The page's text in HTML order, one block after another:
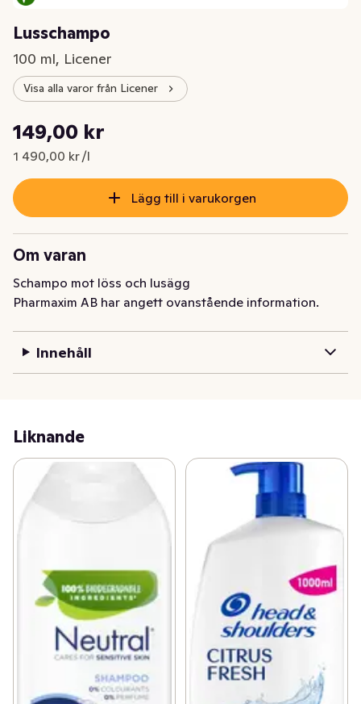
Lusschampo
100 ml, Licener
Visa alla varor från Licener
Nuvarande pris är: 149,00 kr
149,00 kr
1 490,00 kr /l
Styckpris: 1 490,00 kr /l
Lägg till i varukorgen
Om varan
Schampo mot löss och lusägg
Pharmaxim AB har angett ovanstående information.
Innehåll
Liknande